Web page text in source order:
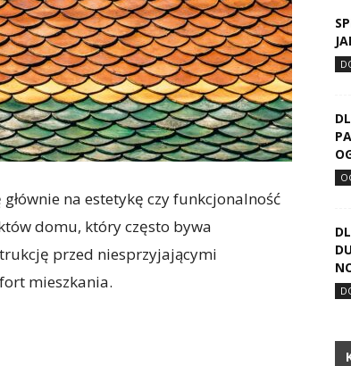
na estetykę czy funkcjonalność
domu, który często bywa
przed niesprzyjającymi
mieszkania.